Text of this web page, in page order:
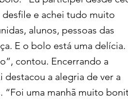
e achei tudo muito
alunos, pessoas das
E o bolo está uma delícia.
contou. Encerrando a
a alegria de ver a
uma manhã muito